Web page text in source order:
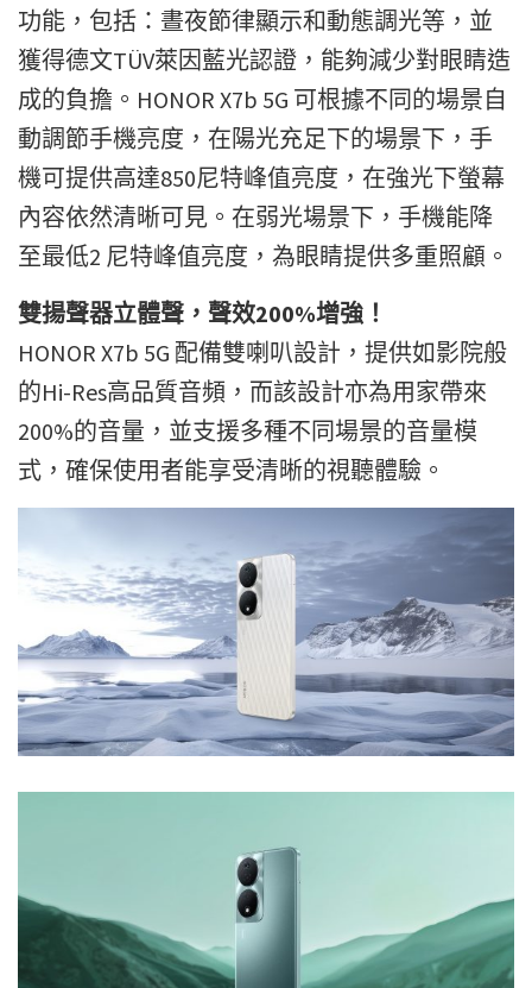
功能，包括：晝夜節律顯示和動態調光等，並
獲得德文TÜV萊因藍光認證，能夠減少對眼睛造
成的負擔。HONOR X7b 5G 可根據不同的場景自
動調節手機亮度，在陽光充足下的場景下，手
機可提供高達850尼特峰值亮度，在強光下螢幕
內容依然清晰可見。在弱光場景下，手機能降
至最低2 尼特峰值亮度，為眼睛提供多重照顧。
雙揚聲器立體聲，聲效200%增強！
HONOR X7b 5G 配備雙喇叭設計，提供如影院般
的Hi-Res高品質音頻，而該設計亦為用家帶來
200%的音量，並支援多種不同場景的音量模
式，確保使用者能享受清晰的視聽體驗。